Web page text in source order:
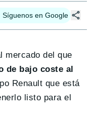
Síguenos en Google
mercado del que
de bajo coste al
Renault que está
listo para el